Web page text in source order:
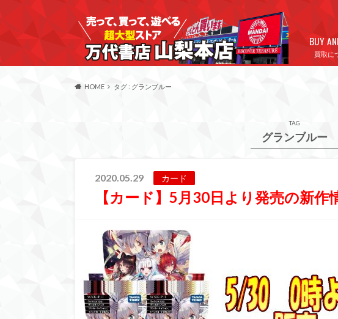
買取に
BUY
HOME タグ : グランブルー
TAG
グランブルー
2020.05.29 カード
【カード】5月30日より発売の新作